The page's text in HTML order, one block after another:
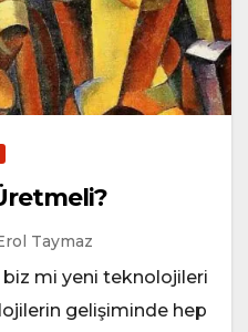
Taymaz
mi yeni teknolojileri
gelişiminde hep